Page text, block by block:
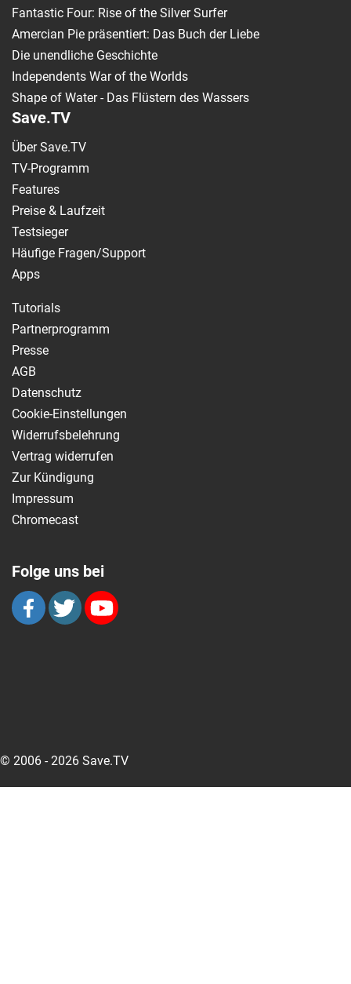
Fantastic Four: Rise of the Silver Surfer
Amercian Pie präsentiert: Das Buch der Liebe
Die unendliche Geschichte
Independents War of the Worlds
Shape of Water - Das Flüstern des Wassers
Save.TV
Über Save.TV
TV-Programm
Features
Preise & Laufzeit
Testsieger
Häufige Fragen/Support
Apps
Tutorials
Partnerprogramm
Presse
AGB
Datenschutz
Cookie-Einstellungen
Widerrufsbelehrung
Vertrag widerrufen
Zur Kündigung
Impressum
Chromecast
Folge uns bei
© 2006 - 2026 Save.TV